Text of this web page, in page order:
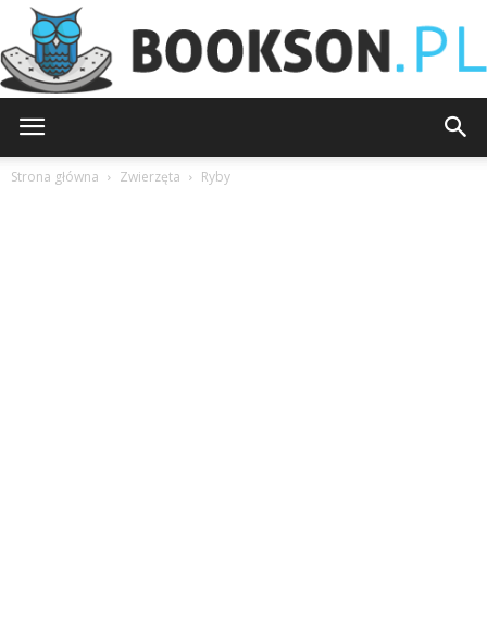
Strona główna Zwierzęta Ryby